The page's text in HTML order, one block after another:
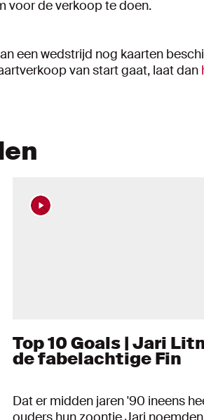
voor de verkoop te doen.
een wedstrijd nog kaarten
van start gaat, laat dan
Top 10 Goals | Jari
de fabelachtige Fin
Dat er midden jaren '90 ineens